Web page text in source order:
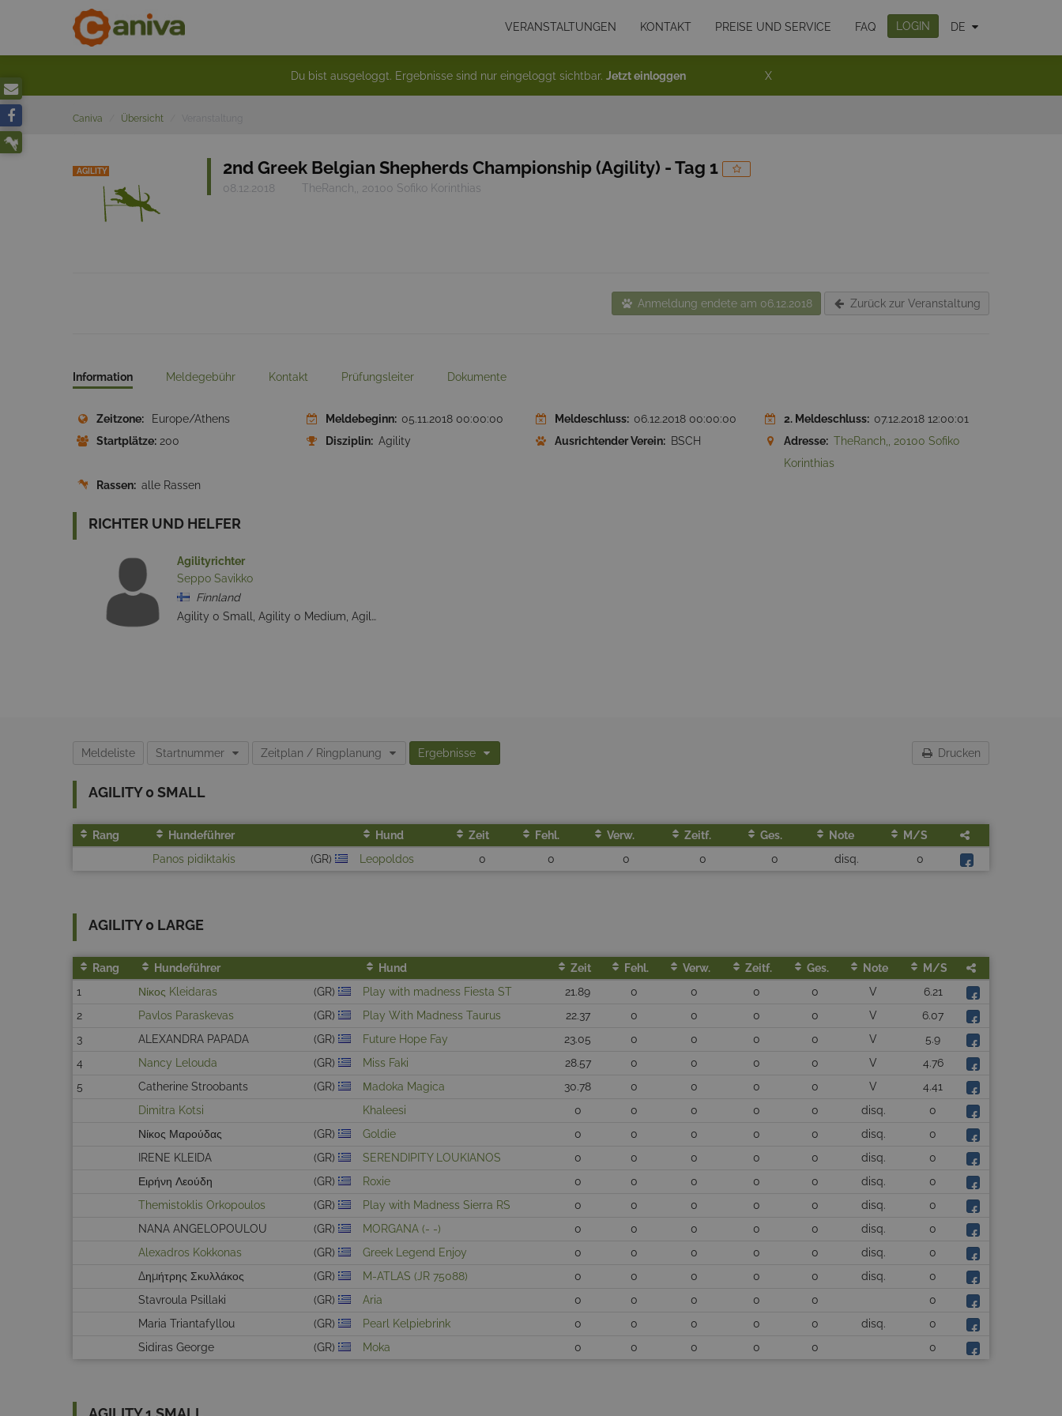
VERANSTALTUNGEN KONTAKT PREISE UND SERVICE FAQ LOGIN DE
Du bist ausgeloggt. Ergebnisse sind nur eingeloggt sichtbar. Jetzt einloggen X
Caniva Übersicht
AGILITY 2nd Greek Belgian Shepherds Championship (Agility) - Tag 1
08.12.2018 TheRanch,, 20100 Sofiko Korinthias
Anmeldung endete am 06.12.2018 Zurück zur Veranstaltung
Information Meldegebühr Kontakt Prüfungsleiter Dokumente
Zeitzone: Europe/Athens Meldebeginn: 05.11.2018 00:00:00 Meldeschluss: 06.12.2018 00:00:00 2. Meldeschluss: 07.12.2018 12:00:01
Startplätze: 200 Disziplin: Agility Ausrichtender Verein: BSCH Adresse: TheRanch,, 20100 Sofiko
Korinthias
Rassen: alle Rassen
RICHTER UND HELFER
Agilityrichter
Seppo Savikko
Finnland
Agility 0 Small, Agility 0 Medium, Agility 0 Large, Agility 1 Small, Agility 1 Medium, Agility 1 Large, Agility Open Small, Agility Open Medium, Agility Open Large, Jumping Open Small, Jumping Open Medium, Jumping Open Large
Meldeliste Startnummer Zeitplan / Ringplanung Ergebnisse Drucken
AGILITY 0 SMALL
Rang Hundeführer Hund Zeit Fehl. Verw. Zeitf. Ges. Note
M/s
Panos pidiktakis
(GR) Leopoldos 0 0 0 0 0 disq. 0
AGILITY 0 LARGE
Rang Hundeführer Hund Zeit Fehl. Verw. Zeitf. Ges. Note
M/s
1
Νίκος Kleidaras (GR) Play with madness Fiesta ST 21.89 0 0 0 0 V
6.21
2
Pavlos Paraskevas (GR) Play With Madness Taurus 22.37 0 0 0 0 V
6.07
3
ALEXANDRA PAPADA (GR) Future Hope Fay 23.05 0 0 0 0 V
5.9
4
Nancy Lelouda (GR) Miss Faki 28.57 0 0 0 0 V
4.76
5
Catherine Stroobants (GR) Μadoka Magica 30.78 0 0 0 0 V
4.41
Dimitra Kotsi
Khaleesi 0 0 0 0 0 disq.
0
Νίκος Μαρούδας
(GR) Goldie 0 0 0 0 0 disq.
0
IRENE KLEIDA
(GR) SERENDIPITY LOUKIANOS 0 0 0 0 0 disq.
0
Ειρήνη Λεούδη
(GR) Roxie 0 0 0 0 0 disq.
0
Themistoklis Orkopoulos
(GR) Play with Madness Sierra RS 0 0 0 0 0 disq.
0
NANA ANGELOPOULOU
(GR) MORGANA (- -) 0 0 0 0 0 disq.
0
Alexadros Kokkonas
(GR) Greek Legend Enjoy 0 0 0 0 0 disq.
0
Δημήτρης Σκυλλάκος
(GR) M-ATLAS (JR 75088) 0 0 0 0 0 disq.
0
Stavroula Psillaki
(GR) Aria 0 0 0 0 0
0
Maria Triantafyllou
(GR) Pearl Kelpiebrink 0 0 0 0 0 disq.
0
Sidiras George
(GR) Moka 0 0 0 0 0 0